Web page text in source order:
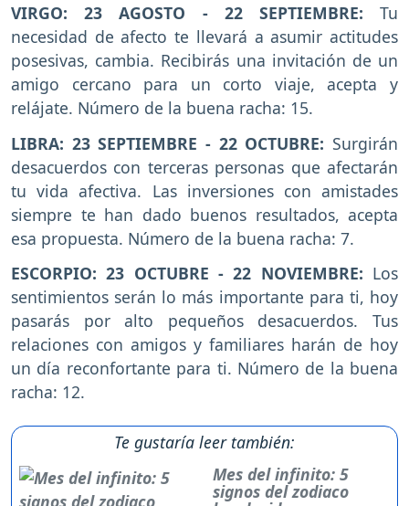
VIRGO: 23 AGOSTO - 22 SEPTIEMBRE: Tu
necesidad de afecto te llevará a asumir actitudes
posesivas, cambia. Recibirás una invitación de un
amigo cercano para un corto viaje, acepta y
relájate. Número de la buena racha: 15.
LIBRA: 23 SEPTIEMBRE - 22 OCTUBRE: Surgirán
desacuerdos con terceras personas que afectarán
tu vida afectiva. Las inversiones con amistades
siempre te han dado buenos resultados, acepta
esa propuesta. Número de la buena racha: 7.
ESCORPIO: 23 OCTUBRE - 22 NOVIEMBRE: Los
sentimientos serán lo más importante para ti, hoy
pasarás por alto pequeños desacuerdos. Tus
relaciones con amigos y familiares harán de hoy
un día reconfortante para ti. Número de la buena
racha: 12.
Te gustaría leer también:
Mes del infinito: 5
signos del zodiaco